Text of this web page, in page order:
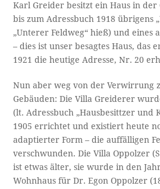
Karl Greider besitzt ein Haus in der
bis zum Adressbuch 1918 übrigens
„Unterer Feldweg“ hieß) und eines
– dies ist unser besagtes Haus, das
1921 die heutige Adresse, Nr. 20
Nun aber weg von der Verwirrung
Gebäuden: Die Villa Greiderer
(lt. Adressbuch „Hausbesittzer und
1905 errichtet und existiert heute
adaptierter Form – die auffälligen
verschwunden. Die Villa Oppolzer
ist etwas älter, sie wurde in den
Wohnhaus für Dr. Egon Oppolzer